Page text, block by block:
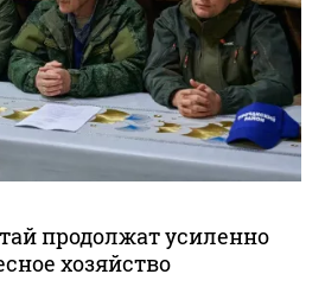
продолжат усиленно
хозяйство